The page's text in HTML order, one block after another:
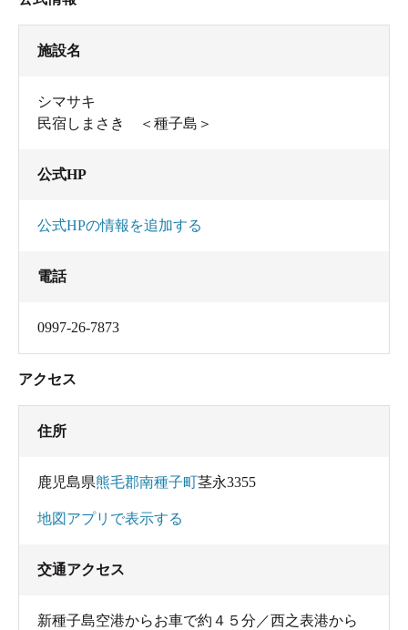
施設名
シマサキ
民宿しまさき ＜種子島＞
公式HP
公式HPの情報を追加する
電話
0997-26-7873
アクセス
住所
鹿児島県熊毛郡南種子町茎永3355
地図アプリで表示する
交通アクセス
新種子島空港からお車で約４５分／西之表港から